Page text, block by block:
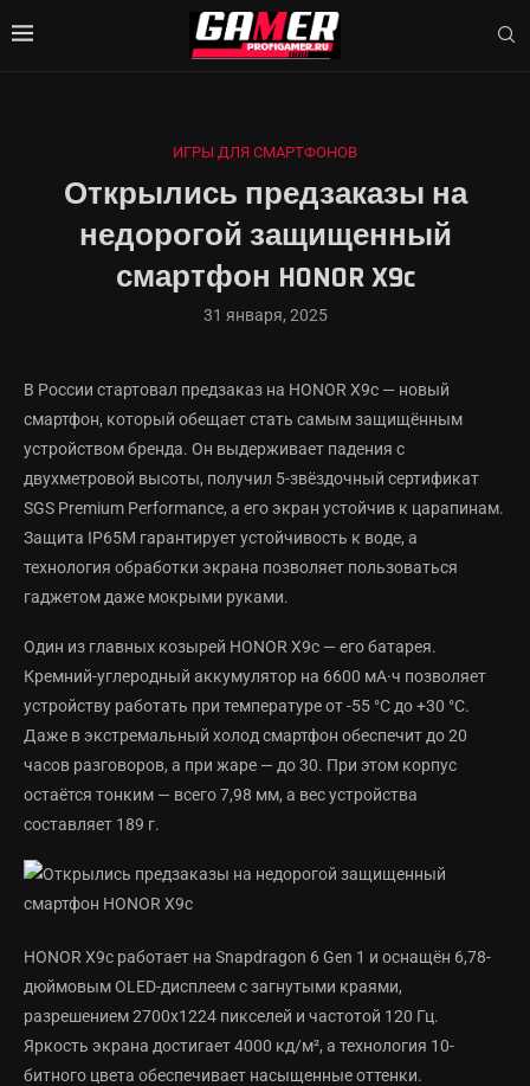
ИГРЫ ДЛЯ СМАРТФОНОВ
Открылись предзаказы на
недорогой защищенный
смартфон HONOR X9c
31 января, 2025
В России стартовал предзаказ на HONOR X9c — новый
смартфон, который обещает стать самым защищённым
устройством бренда. Он выдерживает падения с
двухметровой высоты, получил 5-звёздочный сертификат
SGS Premium Performance, а его экран устойчив к царапинам.
Защита IP65M гарантирует устойчивость к воде, а
технология обработки экрана позволяет пользоваться
гаджетом даже мокрыми руками.
Один из главных козырей HONOR X9c — его батарея.
Кремний-углеродный аккумулятор на 6600 мА·ч позволяет
устройству работать при температуре от -55 °C до +30 °C.
Даже в экстремальный холод смартфон обеспечит до 20
часов разговоров, а при жаре — до 30. При этом корпус
остаётся тонким — всего 7,98 мм, а вес устройства
составляет 189 г.
HONOR X9c работает на Snapdragon 6 Gen 1 и оснащён 6,78-
дюймовым OLED-дисплеем с загнутыми краями,
разрешением 2700х1224 пикселей и частотой 120 Гц.
Яркость экрана достигает 4000 кд/м², а технология 10-
битного цвета обеспечивает насыщенные оттенки.